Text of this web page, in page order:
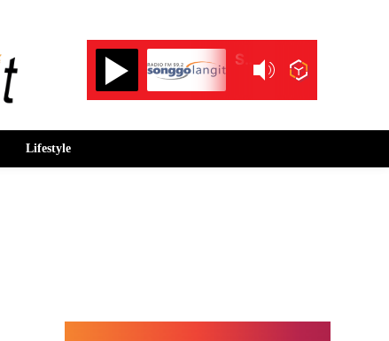
Lifestyle